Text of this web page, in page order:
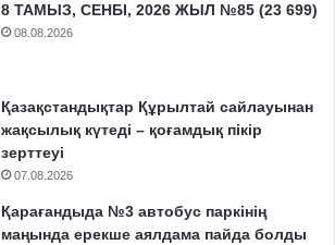
8 ТАМЫЗ, СЕНБІ, 2026 ЖЫЛ №85 (23 699)
08.08.2026
Қазақстандықтар Құрылтай сайлауынан
жақсылық күтеді – қоғамдық пікір
зерттеуі
07.08.2026
Қарағандыда №3 автобус паркінің
маңында ерекше аялдама пайда болды